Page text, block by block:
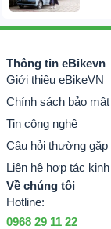
Phiên bản “Cá
Giới hạn đặc biệt
Phiên bản
Thông tin eBikevn
Giới thiệu eBikeVN
Chính sách bảo mật
Tin công nghệ
Câu hỏi thường gặp
Liên hệ hợp tác
Về chúng tôi
Hotline:
0968 29 11 22